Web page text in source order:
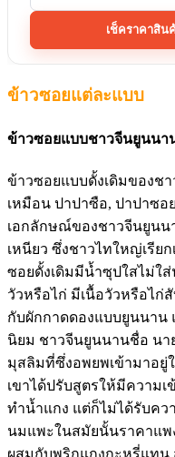
เช็คราคาสิน
ข้าวซอยแต่ละแบบ
ข้าวซอยแบบชาวจีนยูนนา
ข้าวซอยแบบดั้งเดิมของ
เหมือน ปาปาซือ, ปาปาซอ
เอกลักษณ์ของชาวจีนยูน
เหนียว ซึ่งชาวไทใหญ่เรีย
ซอยดั้งเดิมมีน้ำซุปใสไม่ใ
วัวหรือไก่ มีเนื้อวัวหรือไก่
กับผักกาดดองแบบยูนนาน
นิยม ชาวจีนยูนนานชื่อ นา
มุสลิมที่ซึ่งอพยพเข้ามาอยู่
เขาได้ปรับสูตรให้มีความ
ทำน้ำแกง แต่ก็ไม่ได้รับค
นมแพะในสมัยนั้นราคาแพ